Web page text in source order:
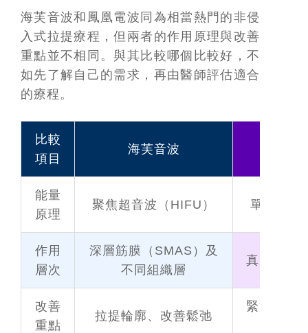
海芙音波和鳳凰電波同為相當熱門的非侵
入式拉提療程，但兩者的作用原理與改善
重點並不相同。與其比較哪個比較好，不
如先了解自己的需求，再由醫師評估適合
的療程。
比較
項目
海芙音波
能量
原理
聚焦超音波（HIFU） 單極電波
作用
層次
深層筋膜（SMAS）及
不同組織層
真皮層、
改善
重點
拉提輪廓、改善鬆弛
緊實肌膚